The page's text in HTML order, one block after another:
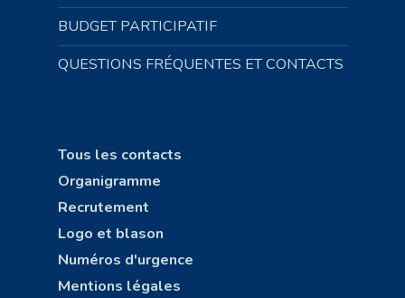
BUDGET PARTICIPATIF
QUESTIONS FRÉQUENTES ET CONTACTS
Tous les contacts
Organigramme
Recrutement
Logo et blason
Numéros d'urgence
Mentions légales